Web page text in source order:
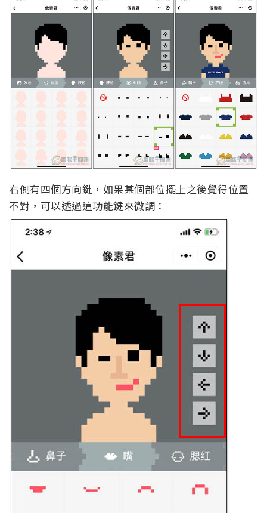
右側有四個方向鍵，如果某個部位擺上之後覺得位置
不對，可以透過這功能鍵來微調：